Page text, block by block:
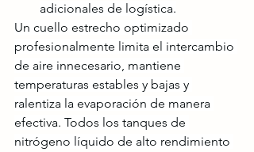
adicionales de logística.
Un cuello estrecho optimizado
profesionalmente limita el intercambio
de aire innecesario, mantiene
temperaturas estables y bajas y
ralentiza la evaporación de manera
efectiva. Todos los tanques de
nitrógeno líquido de alto rendimiento